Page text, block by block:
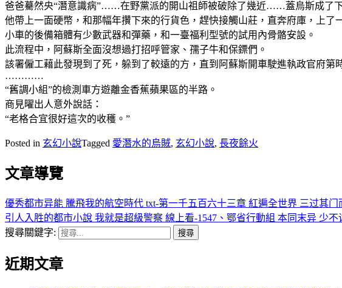
爸爸驀然央“潛意識病”……在野黨派的開山祖師被破除了幾近……蓋烏斯成了
他帶上一面硬幣，和那幅年攢下來的行貨色，趕快接觸山莊，直奔府庫，上了
小車的後備箱體有少數武器和彈藥，和一臺福利型號的試用內骨骼安設。
此流程中，阿蘇斯全面沒想過打招呼管家、孺子牛和保鏢們。
該署僱工藉此發現到了死，躲到了較遠的方，直到阿蘇斯開車駛進執政官府第
…………
“舊調小組”的檢測車方遊離金香蕉蘋果區的半路。
商見曜出人意外說話：
“老格合宜很好這次的收穫。”
Posted in 玄幻小說Tagged 愛潛水的烏賊, 玄幻小說, 長夜餘火
文章導覽
優秀都市异能 騰飛我的航空時代 txt-第一千五百六十三章 紅遍全世界 三过其门
引人入胜的都市小說 我就是超級警察 線上看-1547、鄂省行動組 本同末异 少不
搜尋關鍵字:
近期文章